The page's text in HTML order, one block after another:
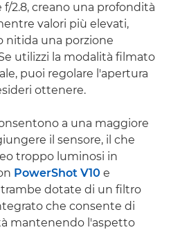
f/2.8, creano una profondità
valori più elevati,
nitida una porzione
utilizzi la modalità filmato
puoi regolare l'apertura
ottenere.
a una maggiore
il sensore, il che
troppo luminosi in
PowerShot V10 e
dotate di un filtro
che consente di
mantenendo l'aspetto